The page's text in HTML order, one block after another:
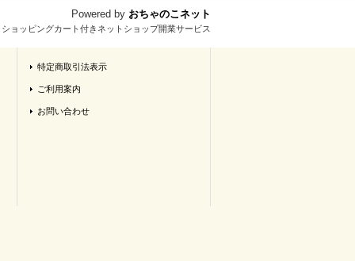
Powered by おちゃのこネット
ョッピングカート付きネットショップ開業サービス
特定商取引法表示
ご利用案内
お問い合わせ